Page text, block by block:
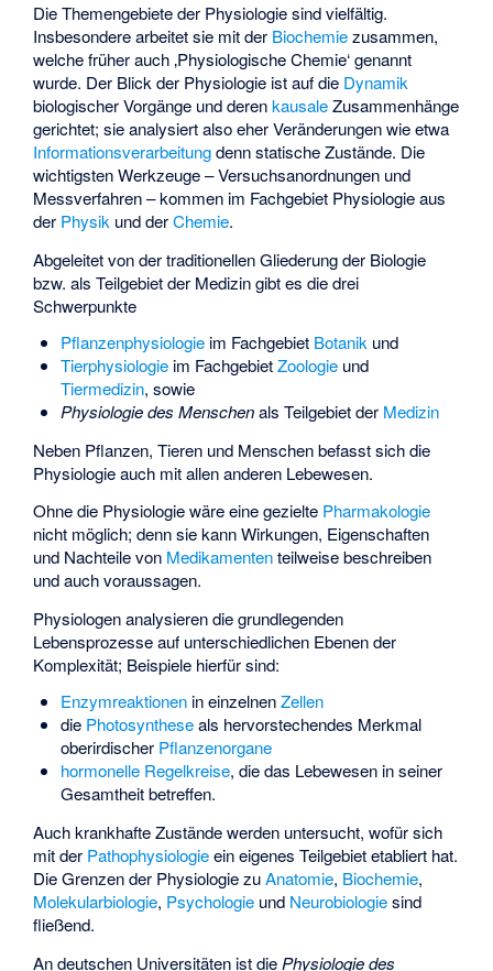
Die Themengebiete der Physiologie sind vielfältig.
Insbesondere arbeitet sie mit der Biochemiezusammen,
welche früher auch ‚Physiologische Chemie‘ genannt
wurde. Der Blick der Physiologie ist auf die Dynamik
biologischer Vorgänge und derenkausaleZusammenhänge
gerichtet; sie analysiert also eher Veränderungen wie etwa
Informationsverarbeitungdenn statische Zustände. Die
wichtigsten Werkzeuge – Versuchsanordnungen und
Messverfahren – kommen im Fachgebiet Physiologie aus
der Physik und derChemie.
Abgeleitet von der traditionellen Gliederung der Biologie
bzw. als Teilgebiet der Medizin gibt es die drei
Schwerpunkte
Pflanzenphysiologieim Fachgebiet Botanik und
Tierphysiologieim FachgebietZoologieund
Tiermedizin, sowie
Physiologie des Menschenals Teilgebiet der Medizin
Neben Pflanzen, Tieren und Menschen befasst sich die
Physiologie auch mit allen anderen Lebewesen.
Ohne die Physiologie wäre eine gezielte Pharmakologie
nicht möglich; denn sie kann Wirkungen, Eigenschaften
und Nachteile von Medikamententeilweise beschreiben
und auch voraussagen.
Physiologen analysieren die grundlegenden
Lebensprozesse auf unterschiedlichen Ebenen der
Komplexität; Beispiele hierfür sind:
Enzymreaktionenin einzelnenZellen
die Photosyntheseals hervorstechendes Merkmal
oberirdischer Pflanzenorgane
hormonelle Regelkreise, die das Lebewesen in seiner
Gesamtheit betreffen.
Auch krankhafte Zustände werden untersucht, wofür sich
mit der Pathophysiologieein eigenes Teilgebiet etabliert hat.
Die Grenzen der Physiologie zuAnatomie, Biochemie,
Molekularbiologie, Psychologie und Neurobiologiesind
fließend.
An deutschen Universitäten ist die Physiologie des